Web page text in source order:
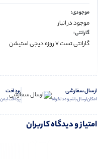
موجودی:
گارانتی:
ارسال سفارشی
امکان ارسال با شیوه دلخواه
پرداخت
پرداخت
امتیاز و دیدگاه کاربران